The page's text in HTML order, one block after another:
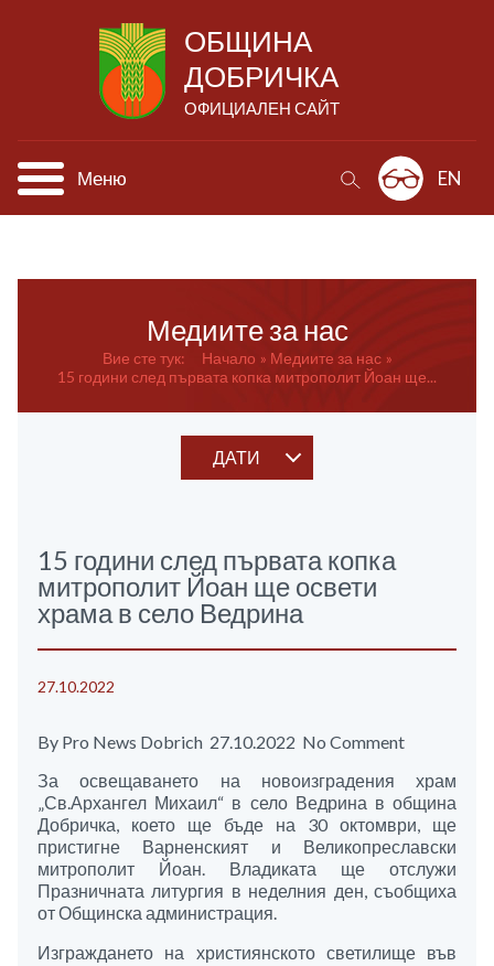
ОБЩИНА
ДОБРИЧКА
ОФИЦИАЛЕН САЙТ
Меню EN
Медиите за нас
Вие сте тук: Начало
Медиите за нас
15 години след първата копка митрополит Йоан ще...
ДАТИ
15 години след първата копка
митрополит Йоан ще освети
храма в село Ведрина
27.10.2022
By Pro News Dobrich 27.10.2022 No Comment
За освещаването на новоизградения храм
„Св.Архангел Михаил“ в село Ведрина в община
Добричка, което ще бъде на 30 октомври, ще
пристигне Варненският и Великопреславски
митрополит Йоан. Владиката ще отслужи
Празничната литургия в неделния ден, съобщиха
от Общинска администрация.
Изграждането на християнското светилище във